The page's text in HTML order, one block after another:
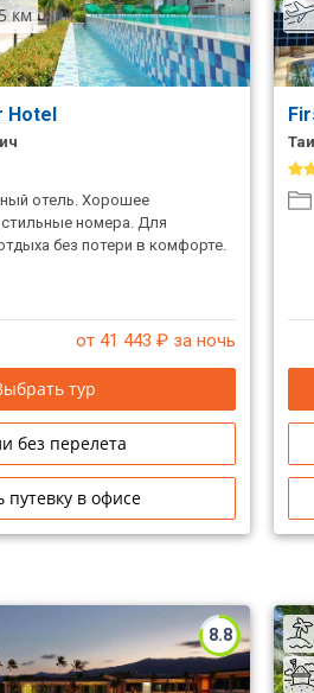
км
Hotel
отель. Хорошее
номера. Для
без потери в комфорте.
от 41 443 ₽ за ночь
тур
без перелета
путевку в офисе
8.8